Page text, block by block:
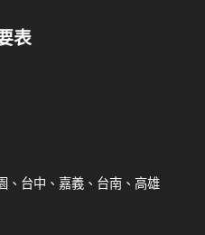
表
、台中、嘉義、台南、高雄